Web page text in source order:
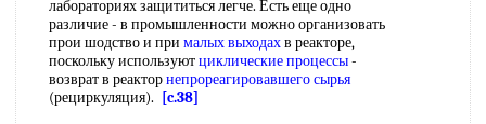
лабораториях защититься легче. Есть еще одно
различие - в промышленности можно организовать
прои шодство и при малых выходахв реакторе,
поскольку используютциклические процессы-
возврат в реакторнепрореагировавшего сырья
(рециркуляция).
[c.38]